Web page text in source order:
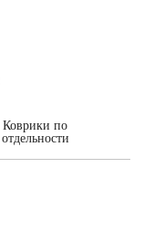
Коврики по
отдельности